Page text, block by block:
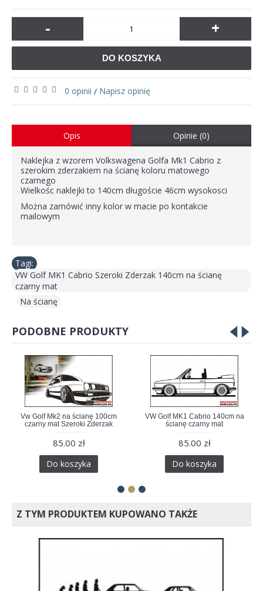
- +
DO KOSZYKA
0 opinii / Napisz opinię
Opis Opinie (0)
Naklejka z wzorem Volkswagena Golfa Mk1 Cabrio z
szerokim zderzakiem na ścianę koloru matowego
czarnego
Wielkośc naklejki to 140cm długoście 46cm wysokosci
Można zamówić inny kolor w macie po kontakcie
mailowym
Tagi:
VW Golf MK1 Cabrio Szeroki Zderzak 140cm na ścianę
czarny mat
Na ścianę
PODOBNE PRODUKTY
Vw Golf Mk2 na ścianę 100cm
czarny mat Szeroki Zderzak
85.00 zł
Do koszyka
VW Golf MK1 Cabrio 140cm na
ścianę czarny mat
85.00 zł
Do koszyka
Z TYM PRODUKTEM KUPOWANO TAKŻE